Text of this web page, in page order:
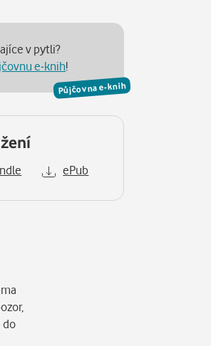
Půjčovna e-knih
v pytli?
e-knih!
ePub
do